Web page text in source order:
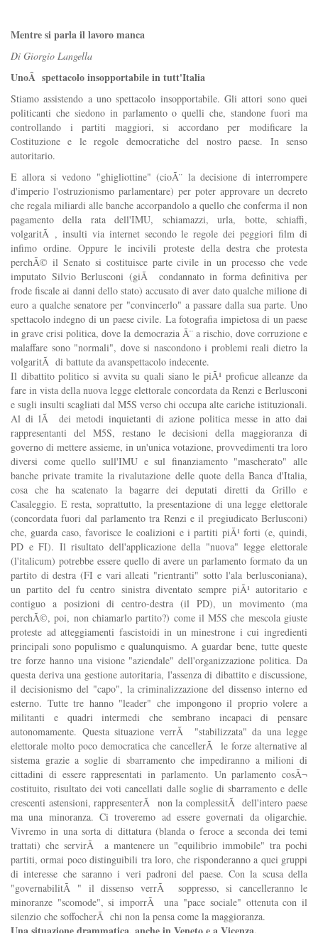
Mentre si parla il lavoro manca
Di Giorgio Langella
UnoÂ spettacolo insopportabile in tutt'Italia
Stiamo assistendo a uno spettacolo insopportabile. Gli attori sono quei
politicanti che siedono in parlamento o quelli che, standone fuori ma
controllando i partiti maggiori, si accordano per modificare la
Costituzione e le regole democratiche del nostro paese. In senso
autoritario.
E allora si vedono "ghigliottine" (cioÃ¨ la decisione di interrompere
d'imperio l'ostruzionismo parlamentare) per poter approvare un decreto
che regala miliardi alle banche accorpandolo a quello che conferma il non
pagamento della rata dell'IMU, schiamazzi, urla, botte, schiaffi,
volgaritÃ , insulti via internet secondo le regole dei peggiori film di
infimo ordine. Oppure le incivili proteste della destra che protesta
perchÃ© il Senato si costituisce parte civile in un processo che vede
imputato Silvio Berlusconi (giÃ condannato in forma definitiva per
frode fiscale ai danni dello stato) accusato di aver dato qualche milione di
euro a qualche senatore per "convincerlo" a passare dalla sua parte. Uno
spettacolo indegno di un paese civile. La fotografia impietosa di un paese
in grave crisi politica, dove la democrazia Ã¨ a rischio, dove corruzione e
malaffare sono "normali", dove si nascondono i problemi reali dietro la
volgaritÃ di battute da avanspettacolo indecente.
Il dibattito politico si avvita su quali siano le piÃ¹ proficue alleanze da
fare in vista della nuova legge elettorale concordata da Renzi e Berlusconi
e sugli insulti scagliati dal M5S verso chi occupa alte cariche istituzionali.
Al di lÃ dei metodi inquietanti di azione politica messe in atto dai
rappresentanti del M5S, restano le decisioni della maggioranza di
governo di mettere assieme, in un'unica votazione, provvedimenti tra loro
diversi come quello sull'IMU e sul finanziamento "mascherato" alle
banche private tramite la rivalutazione delle quote della Banca d'Italia,
cosa che ha scatenato la bagarre dei deputati diretti da Grillo e
Casaleggio. E resta, soprattutto, la presentazione di una legge elettorale
(concordata fuori dal parlamento tra Renzi e il pregiudicato Berlusconi)
che, guarda caso, favorisce le coalizioni e i partiti piÃ¹ forti (e, quindi,
PD e FI). Il risultato dell'applicazione della "nuova" legge elettorale
(l'italicum) potrebbe essere quello di avere un parlamento formato da un
partito di destra (FI e vari alleati "rientranti" sotto l'ala berlusconiana),
un partito del fu centro sinistra diventato sempre piÃ¹ autoritario e
contiguo a posizioni di centro-destra (il PD), un movimento (ma
perchÃ©, poi, non chiamarlo partito?) come il M5S che mescola giuste
proteste ad atteggiamenti fascistoidi in un minestrone i cui ingredienti
principali sono populismo e qualunquismo. A guardar bene, tutte queste
tre forze hanno una visione "aziendale" dell'organizzazione politica. Da
questa deriva una gestione autoritaria, l'assenza di dibattito e discussione,
il decisionismo del "capo", la criminalizzazione del dissenso interno ed
esterno. Tutte tre hanno "leader" che impongono il proprio volere a
militanti e quadri intermedi che sembrano incapaci di pensare
autonomamente. Questa situazione verrÃ "stabilizzata" da una legge
elettorale molto poco democratica che cancellerÃ le forze alternative al
sistema grazie a soglie di sbarramento che impediranno a milioni di
cittadini di essere rappresentati in parlamento. Un parlamento cosÃ¬
costituito, risultato dei voti cancellati dalle soglie di sbarramento e delle
crescenti astensioni, rappresenterÃ non la complessitÃ dell'intero paese
ma una minoranza. Ci troveremo ad essere governati da oligarchie.
Vivremo in una sorta di dittatura (blanda o feroce a seconda dei temi
trattati) che servirÃ a mantenere un "equilibrio immobile" tra pochi
partiti, ormai poco distinguibili tra loro, che risponderanno a quei gruppi
di interesse che saranno i veri padroni del paese. Con la scusa della
"governabilitÃ " il dissenso verrÃ soppresso, si cancelleranno le
minoranze "scomode", si imporrÃ una "pace sociale" ottenuta con il
silenzio che soffocherÃ chi non la pensa come la maggioranza.